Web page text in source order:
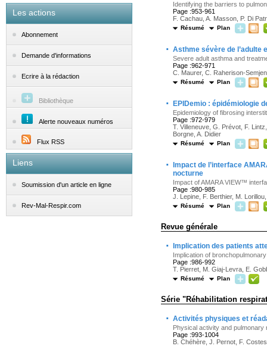
Les actions
Abonnement
Demande d'informations
Ecrire à la rédaction
Bibliothèque
Alerte nouveaux numéros
Flux RSS
Liens
Soumission d'un article en ligne
Rev-Mal-Respir.com
Identifying the barriers to
Page :953-961
F. Cachau, A. Masson, P. Di
Résumé Plan
· Asthme sévère de l’adulte
Severe adult asthma and
Page :962-971
C. Maurer, C. Raherison-
Résumé Plan
· EPIDemio : épidémiologie
Epidemiology of fibrosing
Page :972-979
T. Villeneuve, G. Prévot, F.
Borgne, A. Didier
Résumé Plan
·
Impact de l’interface
nocturne
Impact of AMARA VIEW™
Page :980-985
J. Lepine, F. Berthier, M.
Résumé Plan
Revue générale
· Implication des patients
Implication of
Page :986-992
T. Pierret, M. Giaj-Levra, E.
Résumé Plan
Série "Réhabilitation
· Activités physiques et
Physical activity and pulmonary
Page :993-1004
B. Chéhère, J. Pernot, F. Costes